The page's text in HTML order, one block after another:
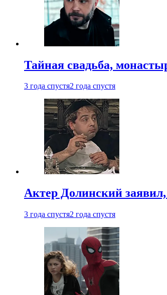
Тайная свадьба,
3 года спустя2 года спустя
Актер Долинский
3 года спустя2 года спустя